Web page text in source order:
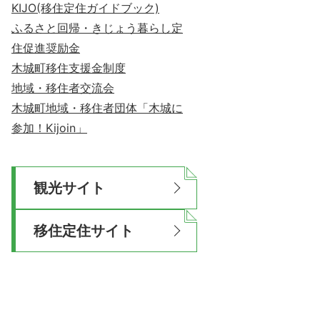
KIJO(移住定住ガイドブック)
ふるさと回帰・きじょう暮らし定
住促進奨励金
木城町移住支援金制度
地域・移住者交流会
木城町地域・移住者団体「木城に
参加！Kijoin」
観光サイト
移住定住サイト